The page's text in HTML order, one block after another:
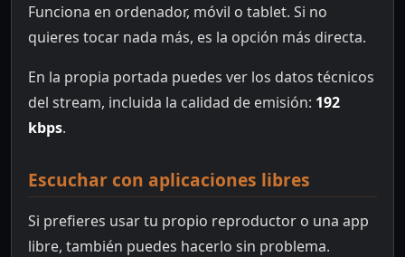
Funciona en ordenador, móvil o tablet. Si no
quieres tocar nada más, es la opción más directa.
En la propia portada puedes ver los datos técnicos
del stream, incluida la calidad de emisión: 192
kbps.
Escuchar con aplicaciones libres
Si prefieres usar tu propio reproductor o una app
libre, también puedes hacerlo sin problema.